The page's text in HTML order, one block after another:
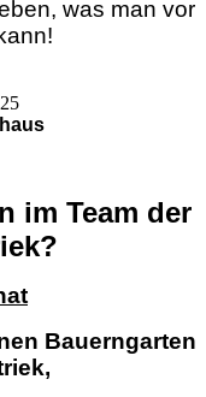
was man vor
im Team der
Bauerngarten